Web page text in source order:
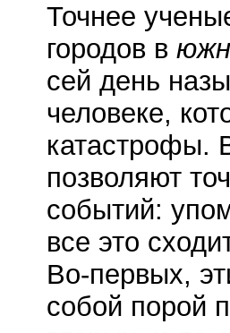
Точнее
городов в
сей день
человеке,
катастрофы.
позволяют
событий:
все это
Во-первых,
собой порой